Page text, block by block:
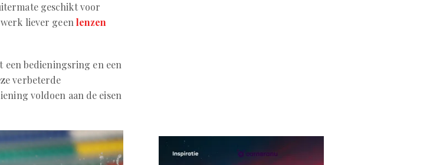
geschikt voor
liever geenlenzen
een bedieningsring en een
verbeterde
voldoen aan de eisen